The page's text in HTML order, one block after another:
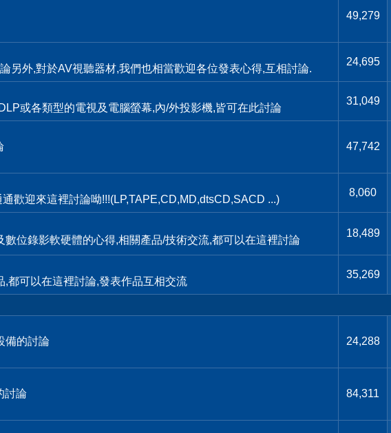
49,279
另外,對於AV視聽器材,我們也相當歡迎各位發表心得,互相討論.
24,695
或各類型的電視及電腦螢幕,內/外投影機,皆可在此討論
31,049
47,742
歡迎來這裡討論呦!!!(LP,TAPE,CD,MD,dtsCD,SACD ...)
8,060
位錄影軟硬體的心得,相關產品/技術交流,都可以在這裡討論
18,489
都可以在這裡討論,發表作品互相交流
35,269
備的討論
24,288
討論
84,311